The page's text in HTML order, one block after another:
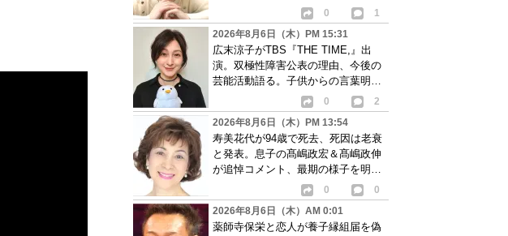
0
1
2026年8月6日（木）PM 15:31
広末涼子がTBS『THE TIME,』出
演。双極性障害公表の理由、今後の
芸能活動語る。子供からの言葉明か
0
2
2026年8月6日（木）PM 13:54
寿美花代が94歳で死去、死因は老衰
と発表。息子の髙嶋政宏＆髙嶋政伸
が追悼コメント、最期の様子を明か
0
0
2026年8月6日（木）AM 0:01
薬師寺保栄と恋人が養子縁組届を偽